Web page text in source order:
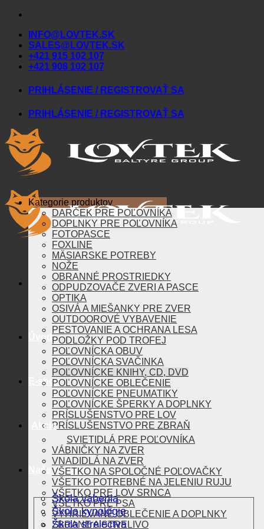
Skip
contentINFO@LOVTEK.SK
SALES@LOVTEK.SK
+421 915 102 107
+421 908 102 107
PRIHLÁSENIE / REGISTROVAŤ SA
PRIHLÁSENIE / REGISTROVAŤ SA
Úvod
E-shop
Akcie
Naše aktivity
Škola vábenia
Škola kynológie
Škola strelectva
Kategorie produktov
DARČEK PRE POĽOVNÍKA
DOPLNKY PRE POĽOVNÍKA
FOTOPASCE
FOXLINE
MÄSIARSKE POTREBY
NOŽE
OBRANNÉ PROSTRIEDKY
ODPUDZOVAČE ZVERI A PASCE
OPTIKA
OSIVÁ A MIEŠANKY PRE ZVER
OUTDOOROVÉ VYBAVENIE
PESTOVANIE A OCHRANA LESA
PODLOŽKY POD TROFEJ
POĽOVNÍCKA OBUV
POĽOVNÍCKA SVAČINKA
POĽOVNÍCKE KNIHY, CD, DVD
POĽOVNÍCKE OBLEČENIE
POĽOVNÍCKE PNEUMATIKY
POĽOVNÍCKE ŠPERKY A DOPLNKY
PRÍSLUŠENSTVO PRE LOV
PRÍSLUŠENSTVO PRE ZBRAŇ
SVIETIDLÁ PRE POĽOVNÍKA
VÁBNIČKY NA ZVER
VNADIDLÁ NA ZVER
VŠETKO NA SPOLOČNÉ POĽOVAČKY
VŠETKO POTREBNÉ NA JELENIU RUJU
VŠETKO PRE LOV SRNCA
VŠETKO PRE PSA
VYHRIEVANÉ OBLEČENIE A DOPLNKY
ZBRANE A STRELIVO